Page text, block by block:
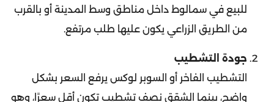
من الطريق الزراعي يكون عليها طلب مرتفع.
التشطيب الفاخر أو السوبر لوكس يرفع السعر بشكل
واضح، بينما الشقق نصف تشطيب تكون أقل سعرًا، وهو